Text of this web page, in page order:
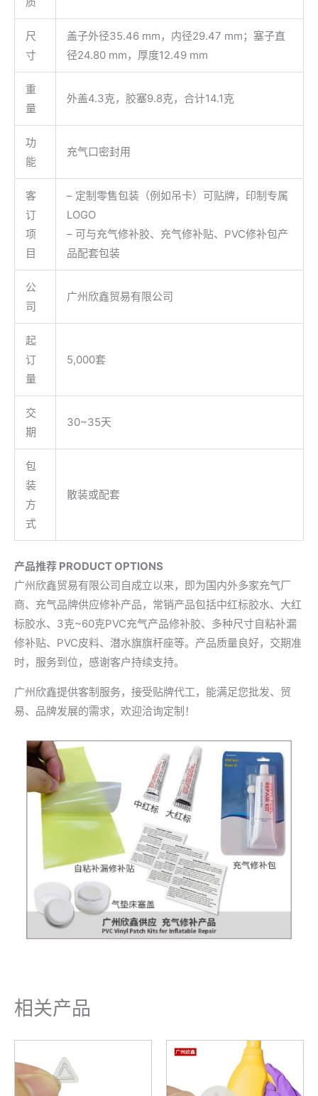
尺
寸
盖子外径35.46 mm，内径29.47 mm；塞子直
径24.80 mm，厚度12.49 mm
重
量
外盖4.3克，胶塞9.8克，合计14.1克
功
能
充气口密封用
客
订
项
目
– 定制零售包装（例如吊卡）可贴牌，印制专属
LOGO
– 可与充气修补胶、充气修补贴、PVC修补包产
品配套包装
公
司
广州欣鑫贸易有限公司
起
订
量
5,000套
交
期
30~35天
包
装
方
式
散装或配套
产品推荐 PRODUCT OPTIONS
广州欣鑫贸易有限公司自成立以来，即为国内外多家充气厂
商、充气品牌供应修补产品，常销产品包括中红标胶水、大红
标胶水、3克~60克PVC充气产品修补胶、多种尺寸自粘补漏
修补贴、PVC皮料、潜水旗旗杆座等。产品质量良好，交期准
时，服务到位，感谢客户持续支持。
广州欣鑫提供客制服务，接受贴牌代工，能满足您批发、贸
易、品牌发展的需求，欢迎洽询定制！
相关产品